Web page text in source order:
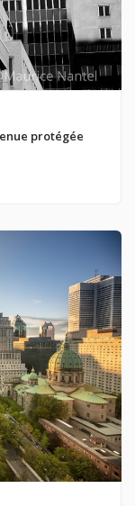
protégée